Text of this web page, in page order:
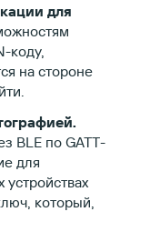
для
коду,
на стороне
BLE по GATT-
для
устройствах
который,